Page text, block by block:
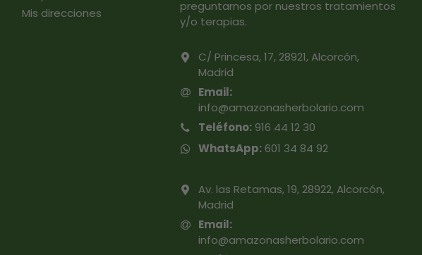
Mis direcciones
preguntarnos por nuestros tratamientos
y/o terapias.
C/ Princesa, 17, 28921, Alcorcón,
Madrid
Email:
info@amazonasherbolario.com
Teléfono: 916 44 12 30
WhatsApp: 601 34 84 92
Av. las Retamas, 19, 28922, Alcorcón,
Madrid
Email:
info@amazonasherbolario.com